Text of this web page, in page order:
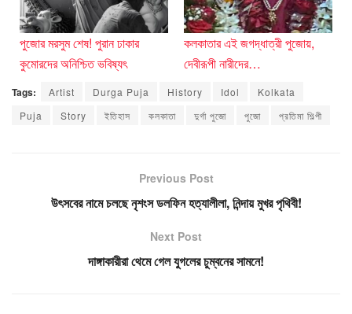
পুজোর মরসুম শেষ! পুরান ঢাকার
কুমোরদের অনিশ্চিত ভবিষ্যৎ
কলকাতার এই জগদ্ধাত্রী পুজোয়,
দেবীরূপী নারীদের…
Tags: Artist Durga Puja History Idol
Kolkata
Puja
Story ইতিহাস কলকাতা দুর্গা পুজো পুজো প্রতিমা শিল্পী
Previous Post
উৎসবের নামে চলছে নৃশংস ডলফিন হত্যালীলা, নিন্দায় মুখর পৃথিবী!
Next Post
দাঙ্গাকারীরা থেমে গেল যুগলের চুম্বনের সামনে!